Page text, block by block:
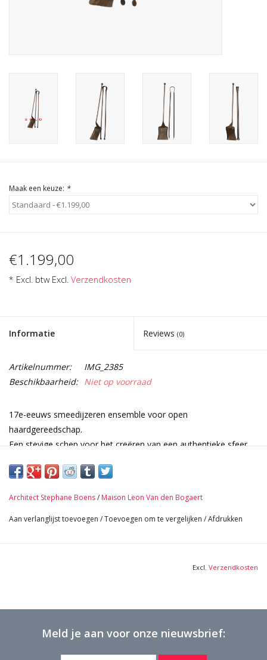
Maak een keuze: *
€1.199,00
* Excl. btw Excl. Verzendkosten
Informatie Reviews (0)
Artikelnummer:
IMG_2385
Beschikbaarheid: Niet op voorraad
17e-eeuws smeedijzeren ensemble voor open
haardgereedschap.
Een stevige schep voor het creëren van een authentieke sfeer
Afmetingen:
Architect Stephane Boens/ Maison Leon Van den Bogaert
Aan verlanglijst toevoegen /Toevoegen om te vergelijken /Afdrukken
Excl. Verzendkosten
Meld je aan voor onze nieuwsbrief: